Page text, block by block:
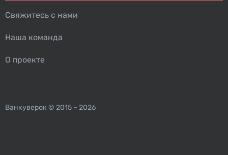
Свяжитесь с нами
Наша команда
О проекте
Ванкуверок © 2015 – 2026